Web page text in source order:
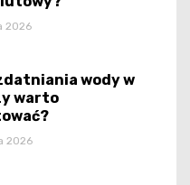
2026
wody w
warto
2026